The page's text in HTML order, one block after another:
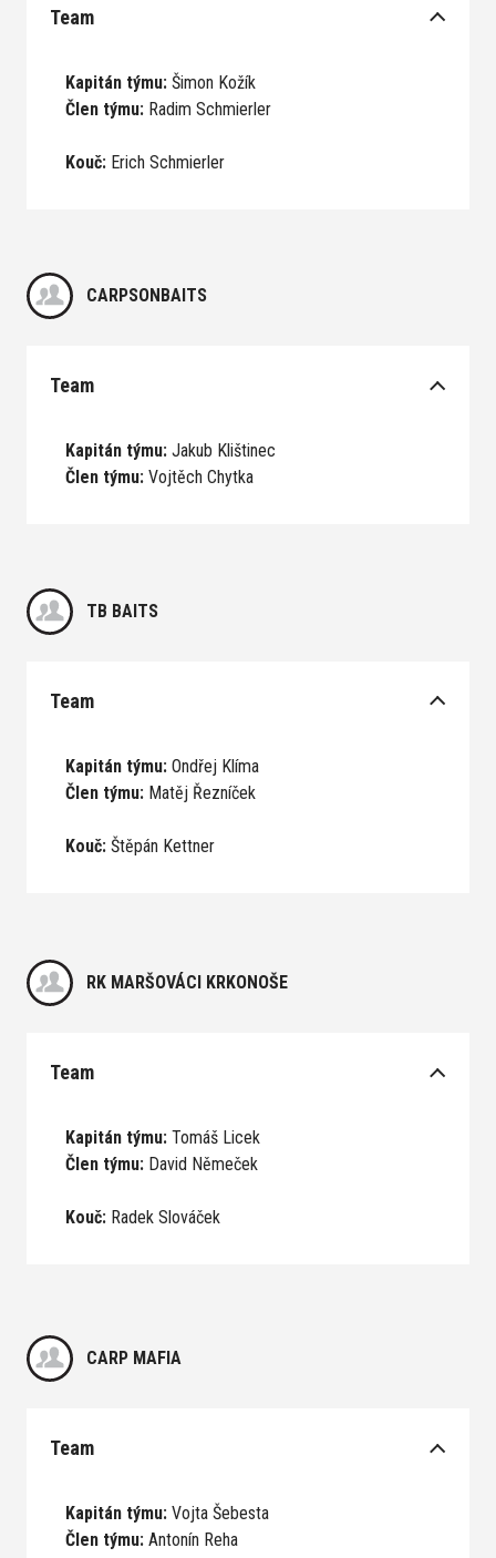
Team
Kapitán týmu: Šimon Kožík
Člen týmu: Radim Schmierler
Kouč: Erich Schmierler
CARPSONBAITS
Team
Kapitán týmu: Jakub Klištinec
Člen týmu: Vojtěch Chytka
TB BAITS
Team
Kapitán týmu: Ondřej Klíma
Člen týmu: Matěj Řezníček
Kouč: Štěpán Kettner
RK MARŠOVÁCI KRKONOŠE
Team
Kapitán týmu: Tomáš Licek
Člen týmu: David Němeček
Kouč: Radek Slováček
CARP MAFIA
Team
Kapitán týmu: Vojta Šebesta
Člen týmu: Antonín Reha